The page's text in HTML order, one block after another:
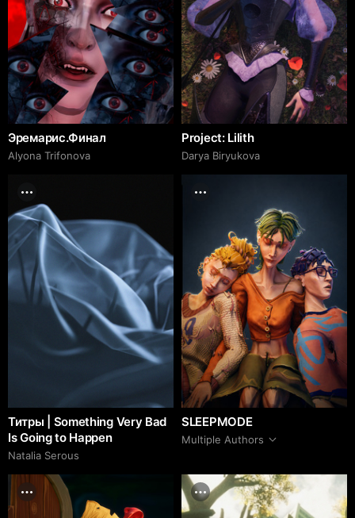
Эремарис.Финал
Alyona Trifonova
Project: Lilith
Darya Biryukova
Титры | Something Very Bad
Is Going to Happen
Natalia Serous
SLEEPMODE
Multiple Authors